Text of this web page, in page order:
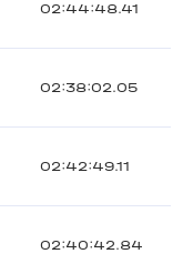
02:44:48.41
02:38:02.05
02:42:49.11
02:40:42.84